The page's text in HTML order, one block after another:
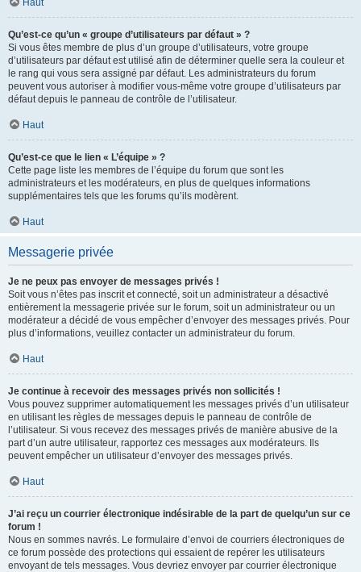
Haut
Qu’est-ce qu’un « groupe d’utilisateurs par défaut » ?
Si vous êtes membre de plus d’un groupe d’utilisateurs, votre groupe
d’utilisateurs par défaut est utilisé afin de déterminer quelle sera la couleur et
le rang qui vous sera assigné par défaut. Les administrateurs du forum
peuvent vous autoriser à modifier vous-même votre groupe d’utilisateurs par
défaut depuis le panneau de contrôle de l’utilisateur.
Haut
Qu’est-ce que le lien « L’équipe » ?
Cette page liste les membres de l’équipe du forum que sont les
administrateurs et les modérateurs, en plus de quelques informations
supplémentaires tels que les forums qu’ils modèrent.
Haut
Messagerie privée
Je ne peux pas envoyer de messages privés !
Soit vous n’êtes pas inscrit et connecté, soit un administrateur a désactivé
entièrement la messagerie privée sur le forum, soit un administrateur ou un
modérateur a décidé de vous empêcher d’envoyer des messages privés. Pour
plus d’informations, veuillez contacter un administrateur du forum.
Haut
Je continue à recevoir des messages privés non sollicités !
Vous pouvez supprimer automatiquement les messages privés d’un utilisateur
en utilisant les règles de messages depuis le panneau de contrôle de
l’utilisateur. Si vous recevez des messages privés de manière abusive de la
part d’un autre utilisateur, rapportez ces messages aux modérateurs. Ils
peuvent empêcher un utilisateur d’envoyer des messages privés.
Haut
J’ai reçu un courrier électronique indésirable de la part de quelqu’un sur ce
forum !
Nous en sommes navrés. Le formulaire d’envoi de courriers électroniques de
ce forum possède des protections qui essaient de repérer les utilisateurs
envoyant de tels messages. Vous devriez envoyer par courrier électronique